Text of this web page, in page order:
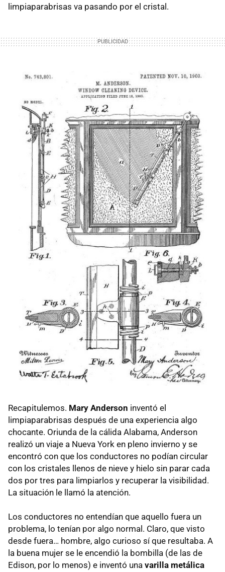
limpiaparabrisas va pasando por el cristal.
Recapitulemos. Mary Anderson inventó el
limpiaparabrisas después de una experiencia algo
chocante. Oriunda de la cálida Alabama, Anderson
realizó un viaje a Nueva York en pleno invierno y se
encontró con que los conductores no podían circular
con los cristales llenos de nieve y hielo sin parar cada
dos por tres para limpiarlos y recuperar la visibilidad.
La situación le llamó la atención.
Los conductores no entendían que aquello fuera un
problema, lo tenían por algo normal. Claro, que visto
desde fuera… hombre, algo curioso sí que resultaba. A
la buena mujer se le encendió la bombilla (de las de
Edison, por lo menos) e inventó una varilla metálica